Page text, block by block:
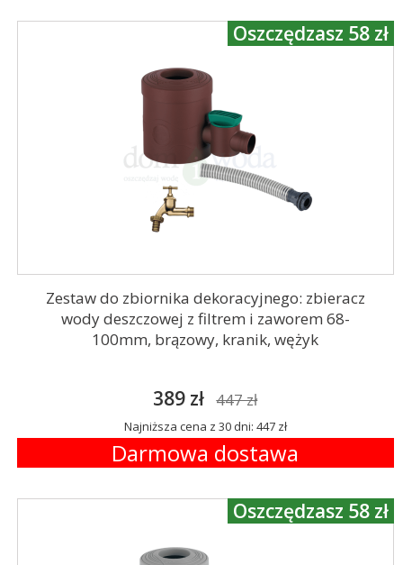
Zestaw do zbiornika dekoracyjnego: zbieracz
wody deszczowej z filtrem i zaworem 68-
100mm, brązowy, kranik, wężyk
389 zł 447 zł
Najniższa cena z 30 dni: 447 zł
Darmowa dostawa
Oszczędzasz 58 zł
Oszczędzasz 58 zł